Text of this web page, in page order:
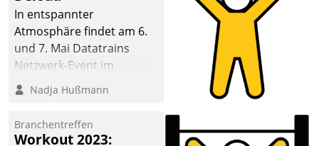
In entspannter
Atmosphäre findet am 6.
und 7. Mai Datatrains
Netzwerk-Event im
Kunden- und Partnerkreis
statt. Zentrale Frage: Wie
Mammutprojekte
Nadja Hußmann
Branchentreffen
Workout 2023: